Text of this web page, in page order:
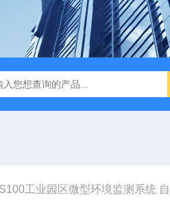
工业园区微型环境监测系统